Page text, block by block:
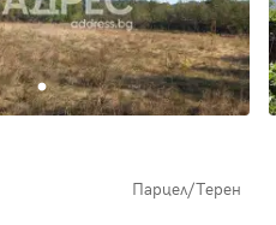
Парцел/Терен